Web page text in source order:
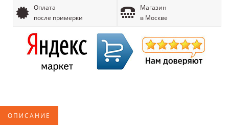
Оплата
после примерки
Магазин
в Москве
ОПИСАНИЕ